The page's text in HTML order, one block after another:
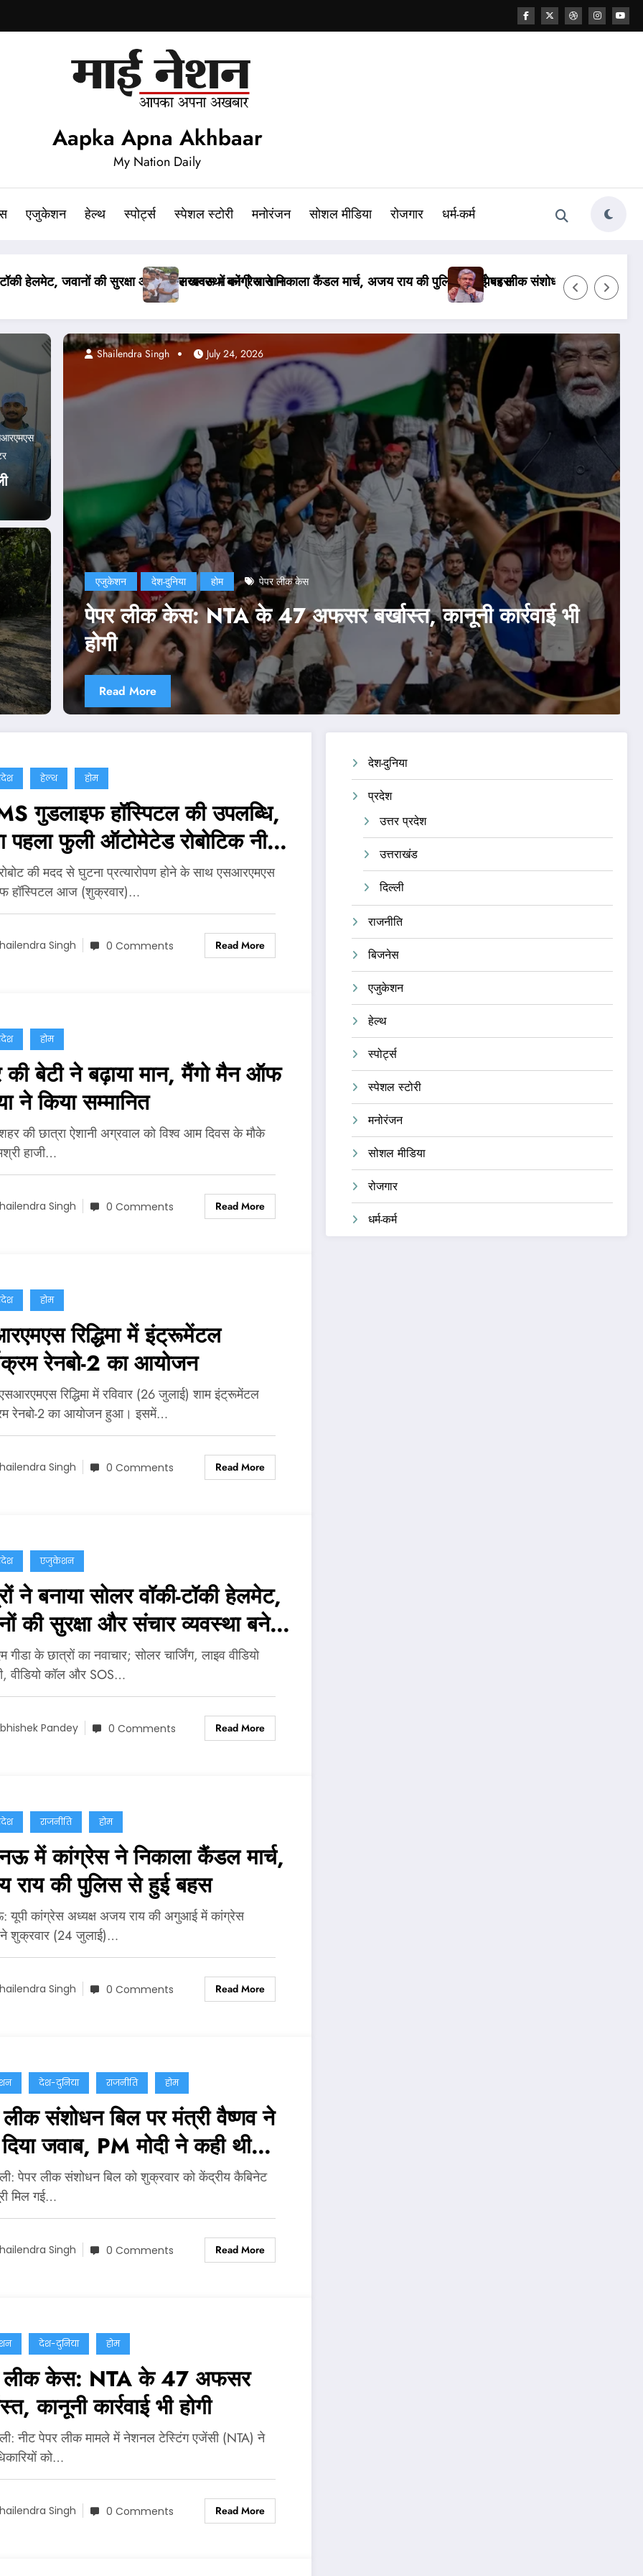
Aapka Apna Akhbaar
My Nation Daily
एजुकेशन हेल्थ स्पोर्ट्स स्पेशल स्टोरी मनोरंजन सोशल मीडिया रोजगार धर्म-कर्म
राय की पुलिस से हुई बहसपेपर लीक संशोधन बिल पर मंत्री वैष्णव ने नहीं दिया जवाब, PM मोदी ने कही थी सख्त कानून लाने की बात
पेपर लीक केस: NTA के 47 अफसर बर्खास्त,
भी
एजुकेशन दिल्ली देश-दुनिया राजनीति होम
NEET Paper Leak: सरकार ने मानी CJP की दो डिमांड!
नड्डा ने भी जारी किया बयान
Read More
Abhishek pandey July 24, 2026
हेल्थ होम
गुडलाइफ हॉस्पिटल की उपलब्धि,
पहला फुली ऑटोमेटेड रोबोटिक नी
की मदद से घुटना प्रत्यारोपण होने के साथ एसआरएमएस
हॉस्पिटल आज (शुक्रवार)…
Singh 0 Comments Read More
होम
बेटी ने बढ़ाया मान, मैंगो मैन ऑफ
ने किया सम्मानित
की छात्रा ऐशानी अग्रवाल को विश्व आम दिवस के मौके
हाजी…
Singh 0 Comments Read More
होम
रिद्धिमा में इंट्रूमेंटल
रेनबो-2 का आयोजन
रिद्धिमा में रविवार (26 जुलाई) शाम इंट्रूमेंटल
रेनबो-2 का आयोजन हुआ। इसमें…
Singh 0 Comments Read More
एजुकेशन
ने बनाया सोलर वॉकी-टॉकी हेलमेट,
की सुरक्षा और संचार व्यवस्था बनेगी
गीडा के छात्रों का नवाचार; सोलर चार्जिंग, लाइव वीडियो
वीडियो कॉल और SOS…
Pandey 0 Comments Read More
राजनीति होम
में कांग्रेस ने निकाला कैंडल मार्च,
राय की पुलिस से हुई बहस
कांग्रेस अध्यक्ष अजय राय की अगुआई में कांग्रेस
शुक्रवार (24 जुलाई)…
Singh 0 Comments Read More
देश-दुनिया राजनीति होम
संशोधन बिल पर मंत्री वैष्णव ने
जवाब, PM मोदी ने कही थी
कानून लाने की बात
पेपर लीक संशोधन बिल को शुक्रवार को केंद्रीय कैबिनेट
मिल गई…
Singh 0 Comments Read More
देश-दुनिया होम
लीक केस: NTA के 47 अफसर
कानूनी कार्रवाई भी होगी
नीट पेपर लीक मामले में नेशनल टेस्टिंग एजेंसी (NTA) ने
को…
Singh 0 Comments Read More
देश-दुनिया
प्रदेश
उत्तर प्रदेश
उत्तराखंड
दिल्ली
राजनीति
बिजनेस
एजुकेशन
हेल्थ
स्पोर्ट्स
स्पेशल स्टोरी
मनोरंजन
सोशल मीडिया
रोजगार
धर्म-कर्म